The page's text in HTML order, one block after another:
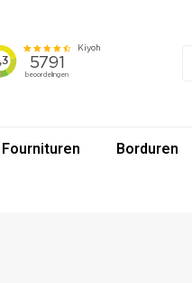
Fournituren Borduren